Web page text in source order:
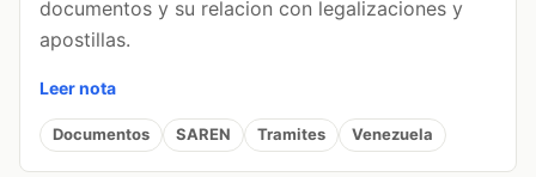
documentos y su relacion con legalizaciones y
apostillas.
Leer nota
Documentos SAREN Tramites Venezuela